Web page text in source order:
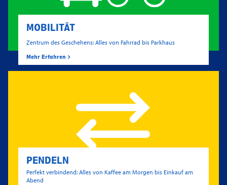
MOBILITÄT
Zentrum des Geschehens: Alles von Fahrrad bis Parkhaus
Mehr Erfahren
PENDELN
Perfekt verbindend: Alles von Kaffee am Morgen bis Einkauf am
Abend